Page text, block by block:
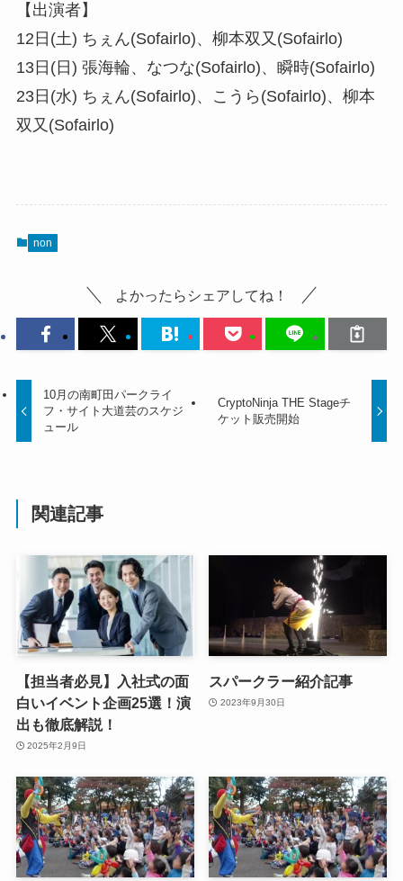
【出演者】
12日(土) ちぇん(Sofairlo)、柳本双又(Sofairlo)
13日(日) 張海輪、なつな(Sofairlo)、瞬時(Sofairlo)
23日(水) ちぇん(Sofairlo)、こうら(Sofairlo)、柳本
双又(Sofairlo)
non
よかったらシェアしてね！
10月の南町田パークライ
フ・サイト大道芸のスケジ
ュール
CryptoNinja THE Stageチ
ケット販売開始
関連記事
【担当者必見】入社式の面
白いイベント企画25選！演
出も徹底解説！
2025年2月9日
スパークラー紹介記事
2023年9月30日